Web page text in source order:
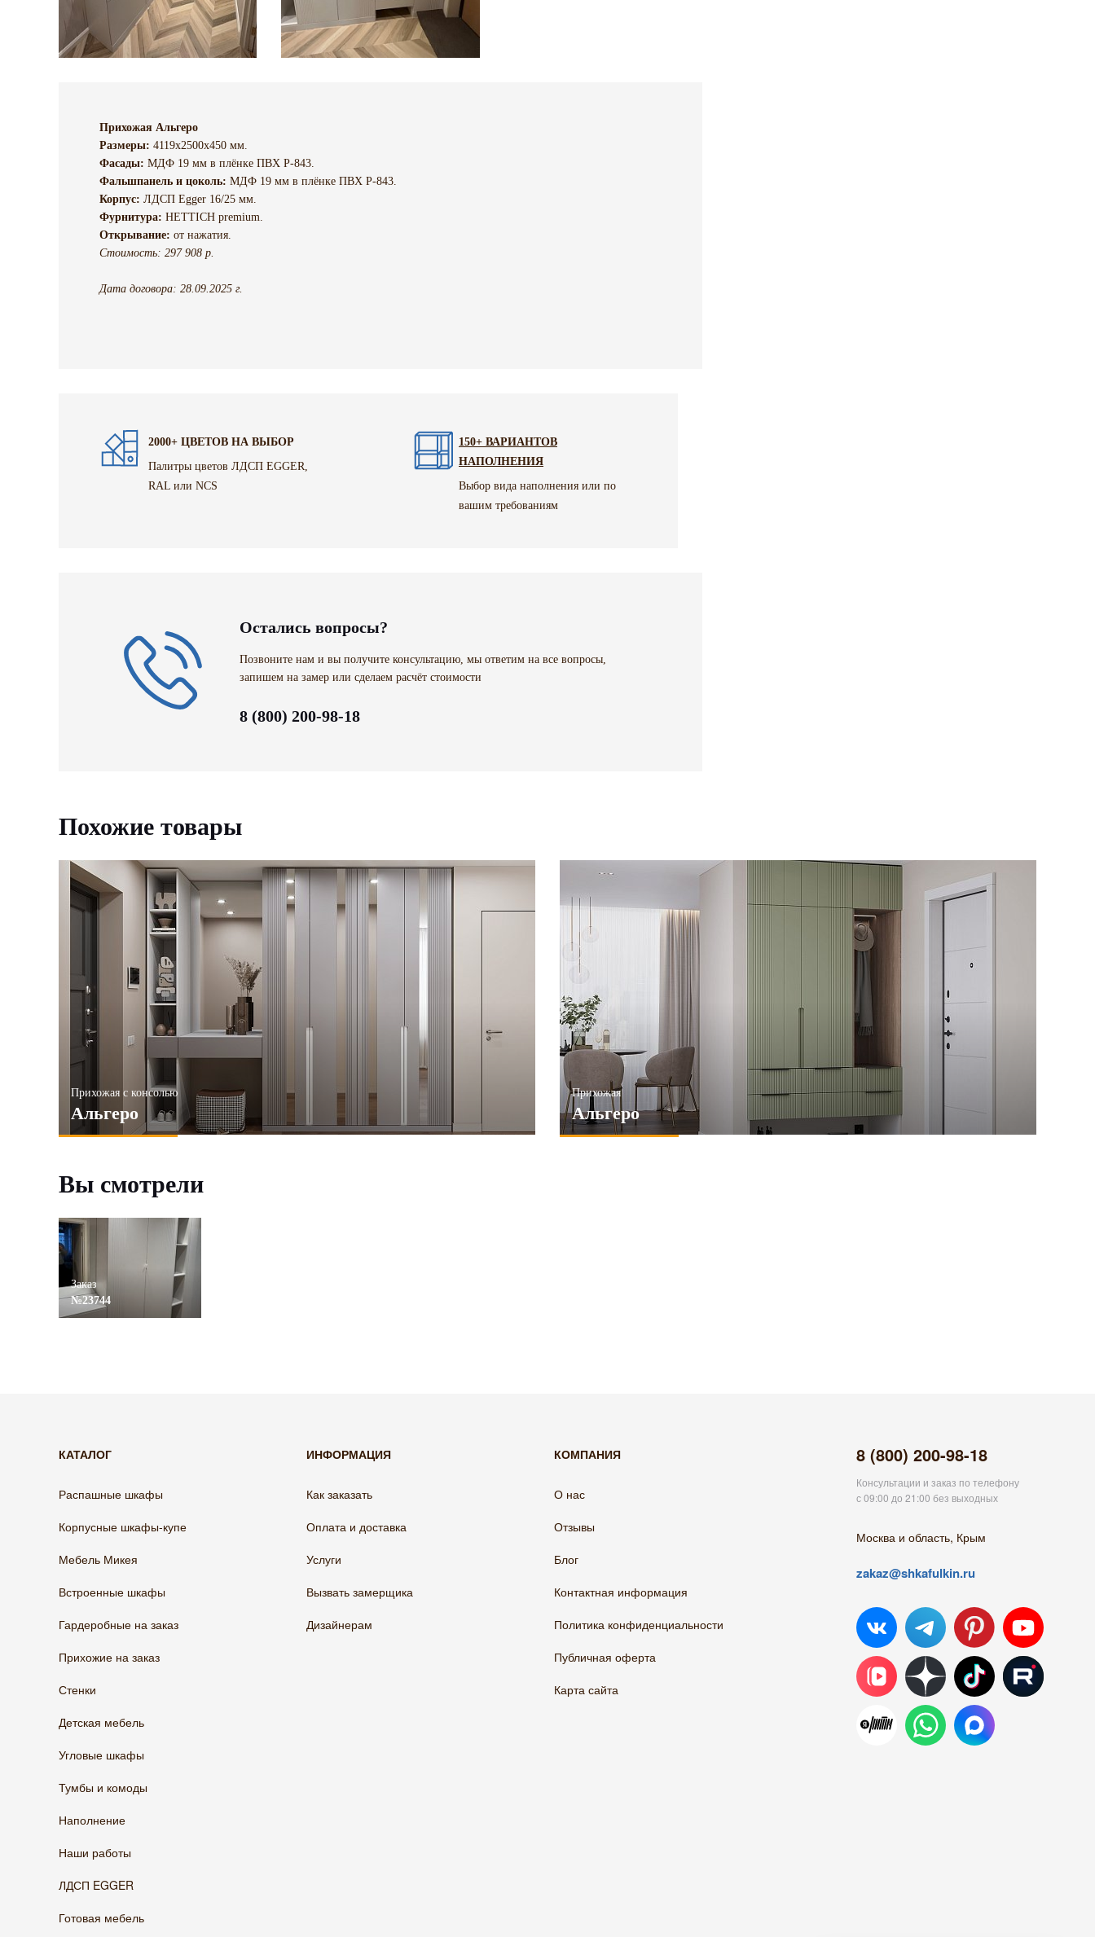
Прихожая Альгеро
Размеры: 4119х2500х450 мм.
Фасады: МДФ 19 мм в плёнке ПВХ Р-843.
Фальшпанель и цоколь: МДФ 19 мм в плёнке ПВХ Р-843.
Корпус: ЛДСП Egger 16/25 мм.
Фурнитура: HETTICH premium.
Открывание: от нажатия.
Стоимость: 297 908 р.
Дата договора: 28.09.2025 г.
2000+ ЦВЕТОВ НА ВЫБОР
Палитры цветов ЛДСП EGGER,
RAL или NCS
150+ ВАРИАНТОВ
НАПОЛНЕНИЯ
Выбор вида наполнения или по
вашим требованиям
Остались вопросы?
Позвоните нам и вы получите консультацию, мы ответим на все вопросы,
запишем на замер или сделаем расчёт стоимости
8 (800) 200-98-18
Похожие товары
Прихожая с консолью
Альгеро
Прихожая
Альгеро
Вы смотрели
Заказ
№23744
КАТАЛОГ
Распашные шкафы
Корпусные шкафы-купе
Мебель Микея
Встроенные шкафы
Гардеробные на заказ
Прихожие на заказ
Стенки
Детская мебель
Угловые шкафы
Тумбы и комоды
Наполнение
Наши работы
ЛДСП EGGER
Готовая мебель
ИНФОРМАЦИЯ
Как заказать
Оплата и доставка
Услуги
Вызвать замерщика
Дизайнерам
КОМПАНИЯ
О нас
Отзывы
Блог
Контактная информация
Политика конфиденциальности
Публичная оферта
Карта сайта
8 (800) 200-98-18
Консультации и заказ по телефону
с 09:00 до 21:00 без выходных
Москва и область, Крым
zakaz@shkafulkin.ru